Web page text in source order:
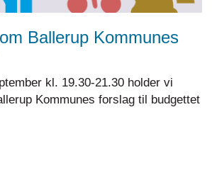
Ballerup Kommunes
kl. 19.30-21.30 holder vi
Kommunes forslag til budgettet